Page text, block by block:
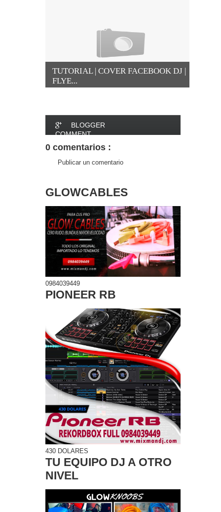
TUTORIAL | COVER FACEBOOK DJ |
FLYE...
BLOGGER
COMMENT
COMMENT
0 comentarios :
Publicar un comentario
GLOWCABLES
0984039449
PIONEER RB
430 DOLARES
TU EQUIPO DJ A OTRO
NIVEL